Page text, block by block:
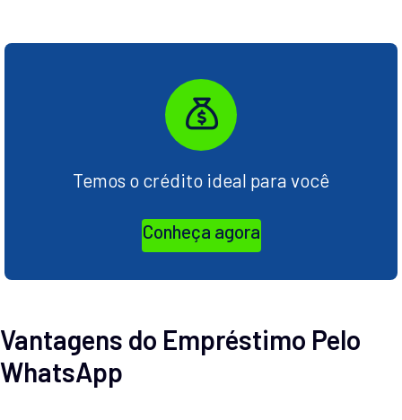
Temos o crédito ideal para você
Conheça agora
Vantagens do Empréstimo Pelo
WhatsApp